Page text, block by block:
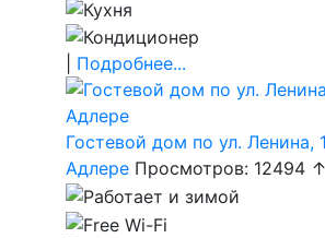
Подробнее...
Гостевой дом по ул. Ленина,
Адлере Просмотров: 12494 ↑